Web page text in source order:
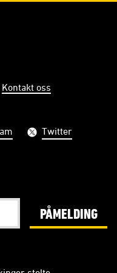
Kontakt oss
Twitter
PÅMELDING